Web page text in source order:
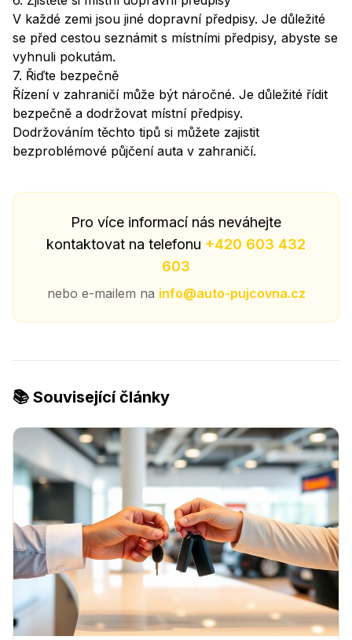
V každé zemi jsou jiné dopravní předpisy. Je důležité
se před cestou seznámit s místními předpisy, abyste se
vyhnuli pokutám.
7. Řiďte bezpečně
Řízení v zahraničí může být náročné. Je důležité řídit
bezpečně a dodržovat místní předpisy.
Dodržováním těchto tipů si můžete zajistit
bezproblémové půjčení auta v zahraničí.
Pro více informací nás neváhejte
kontaktovat na telefonu +420 603 432
603
nebo e-mailem na info@auto-pujcovna.cz
📚 Související články